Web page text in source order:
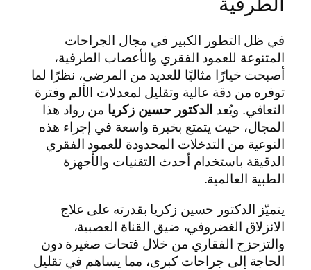
الطرفية
في ظل التطور الكبير في مجال الجراحات
المتنوعة للعمود الفقري والأعصاب الطرفية،
أصبحت خيارًا مثاليًا للعديد من المرضى، نظرًا لما
توفره من دقة عالية وتقليل لمعدلات الألم وفترة
التعافي. ويُعد الدكتور حسين زكريا من رواد هذا
المجال، حيث يتمتع بخبرة واسعة في إجراء هذه
النوعية من التدخلات المحدودة للعمود الفقري
الدقيقة باستخدام أحدث التقنيات والأجهزة
الطبية العالمية.
يتميّز الدكتور حسين زكريا بقدرته على علاج
الانزلاق الغضروفي، ضيق القناة العصبية،
والتزحزح الفقاري من خلال فتحات صغيرة دون
الحاجة إلى جراحات كبرى، مما يساهم في تقليل